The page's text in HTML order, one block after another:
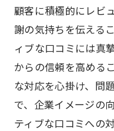
顧客に積極的にレビ
謝の気持ちを伝える
ィブな口コミには真
からの信頼を高める
な対応を心掛け、問
で、企業イメージの
ティブな口コミへの